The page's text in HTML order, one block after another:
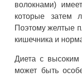
волокнами)
которые затем
Поэтому желтые
кишечника и
Диета с
может быть